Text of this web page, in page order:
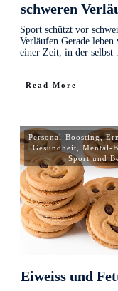
schweren
Sport schützt vor
Verläufen Gerade
einer Zeit, in der selbst
Read More
Personal-Boosting,
Gesundheit
Mental-
Sport und
Eiweiss und